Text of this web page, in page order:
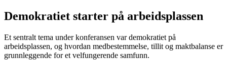
Demokratiet starter på arbeidsplassen
Et sentralt tema under konferansen var demokratiet på
arbeidsplassen, og hvordan medbestemmelse, tillit og maktbalanse er
grunnleggende for et velfungerende samfunn.